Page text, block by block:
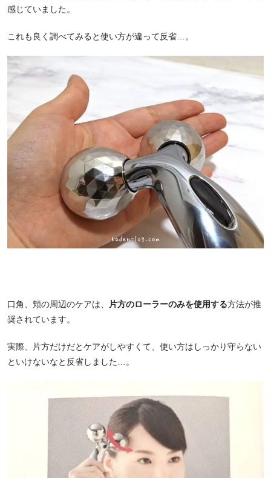
感じていました。
これも良く調べてみると使い方が違って反省…。
口角、頬の周辺のケアは、 片方のローラーのみを使用する方法が推
奨されています。
実際、片方だけだとケアがしやすくて、使い方はしっかり守らない
といけないなと反省しました…。